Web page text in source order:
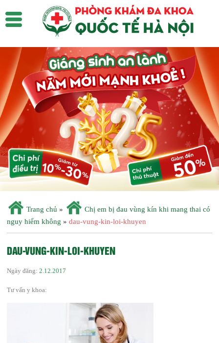
Trang chủ »
Chị em bị đau vùng kín khi mang thai có
nguy hiểm không » dau-vung-kin-loi-khuyen
DAU-VUNG-KIN-LOI-KHUYEN
Ngày đăng: 2.12.2017
Tư vấn y khoa: